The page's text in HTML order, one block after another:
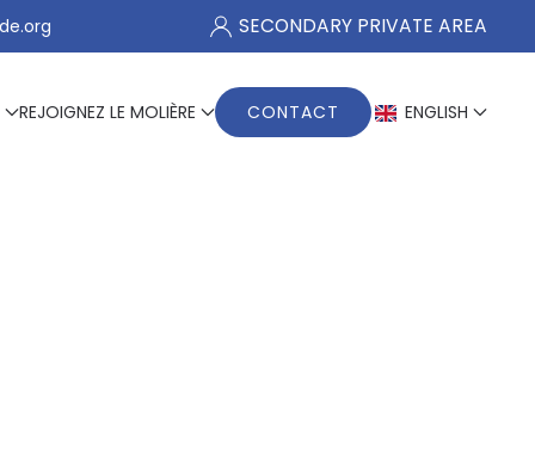
SECONDARY PRIVATE AREA
REJOIGNEZ LE MOLIÈRE CONTACT ENGLISH